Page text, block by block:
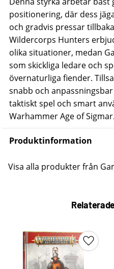
positionering, där dess
och gradvis pressar
Wildercorps Hunters
olika situationer, medan
som skickliga ledare och
övernaturliga fiender.
snabb och
taktiskt spel och smart
Warhammer Age of Sigmar.
Produktinformation
Visa alla produkter från
Lägg